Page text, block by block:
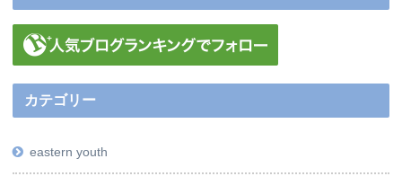
カテゴリー
eastern youth